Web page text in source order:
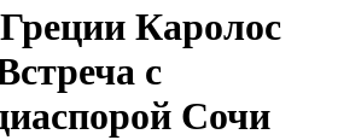
Каролос
с
Сочи